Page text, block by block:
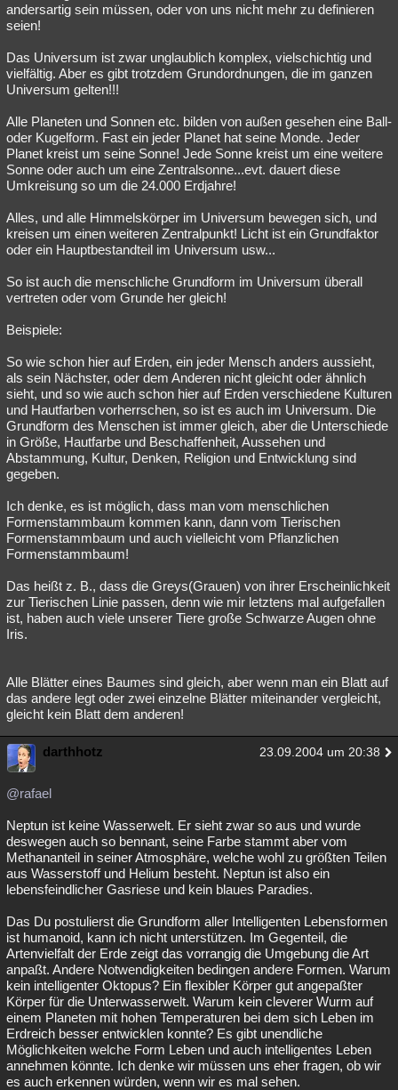
andersartig sein müssen, oder von uns nicht mehr zu definieren
seien!
Das Universum ist zwar unglaublich komplex, vielschichtig und
vielfältig. Aber es gibt trotzdem Grundordnungen, die im ganzen
Universum gelten!!!
Alle Planeten und Sonnen etc. bilden von außen gesehen eine Ball-
oder Kugelform. Fast ein jeder Planet hat seine Monde. Jeder
Planet kreist um seine Sonne! Jede Sonne kreist um eine weitere
Sonne oder auch um eine Zentralsonne...evt. dauert diese
Umkreisung so um die 24.000 Erdjahre!
Alles, und alle Himmelskörper im Universum bewegen sich, und
kreisen um einen weiteren Zentralpunkt! Licht ist ein Grundfaktor
oder ein Hauptbestandteil im Universum usw...
So ist auch die menschliche Grundform im Universum überall
vertreten oder vom Grunde her gleich!
Beispiele:
So wie schon hier auf Erden, ein jeder Mensch anders aussieht,
als sein Nächster, oder dem Anderen nicht gleicht oder ähnlich
sieht, und so wie auch schon hier auf Erden verschiedene Kulturen
und Hautfarben vorherrschen, so ist es auch im Universum. Die
Grundform des Menschen ist immer gleich, aber die Unterschiede
in Größe, Hautfarbe und Beschaffenheit, Aussehen und
Abstammung, Kultur, Denken, Religion und Entwicklung sind
gegeben.
Ich denke, es ist möglich, dass man vom menschlichen
Formenstammbaum kommen kann, dann vom Tierischen
Formenstammbaum und auch vielleicht vom Pflanzlichen
Formenstammbaum!
Das heißt z. B., dass die Greys(Grauen) von ihrer Erscheinlichkeit
zur Tierischen Linie passen, denn wie mir letztens mal aufgefallen
ist, haben auch viele unserer Tiere große Schwarze Augen ohne
Iris.
Alle Blätter eines Baumes sind gleich, aber wenn man ein Blatt auf
das andere legt oder zwei einzelne Blätter miteinander vergleicht,
gleicht kein Blatt dem anderen!
darthhotz 23.09.2004 um 20:38
@rafael
Neptun ist keine Wasserwelt. Er sieht zwar so aus und wurde
deswegen auch so bennant, seine Farbe stammt aber vom
Methananteil in seiner Atmosphäre, welche wohl zu größten Teilen
aus Wasserstoff und Helium besteht. Neptun ist also ein
lebensfeindlicher Gasriese und kein blaues Paradies.
Das Du postulierst die Grundform aller Intelligenten Lebensformen
ist humanoid, kann ich nicht unterstützen. Im Gegenteil, die
Artenvielfalt der Erde zeigt das vorrangig die Umgebung die Art
anpaßt. Andere Notwendigkeiten bedingen andere Formen. Warum
kein intelligenter Oktopus? Ein flexibler Körper gut angepaßter
Körper für die Unterwasserwelt. Warum kein cleverer Wurm auf
einem Planeten mit hohen Temperaturen bei dem sich Leben im
Erdreich besser entwicklen konnte? Es gibt unendliche
Möglichkeiten welche Form Leben und auch intelligentes Leben
annehmen könnte. Ich denke wir müssen uns eher fragen, ob wir
es auch erkennen würden, wenn wir es mal sehen.